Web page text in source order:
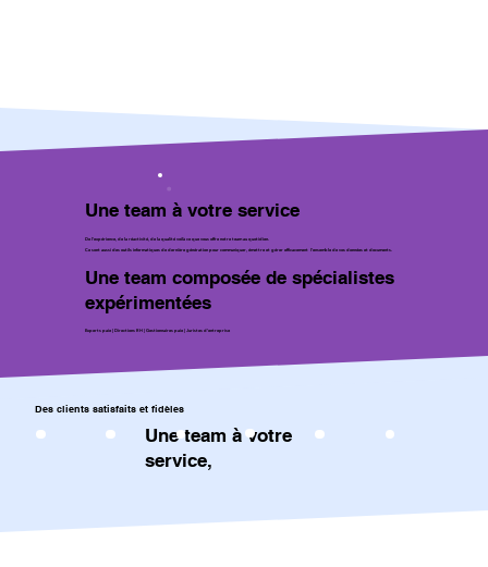
Une team à votre service
De l’expérience, de la réactivité, de la qualité voilà ce que vous offre notre team au quotidien.
Ce sont aussi des outils informatiques de dernière génération pour communiquer, émettre et gérer efficacement l’ensemble de vos données et documents.
Une team composée de spécialistes
expérimentées
Experts paie | Directions RH | Gestionnaires paie | Juristes d’entreprise
Une team à votre
service,
Des clients satisfaits et fidèles